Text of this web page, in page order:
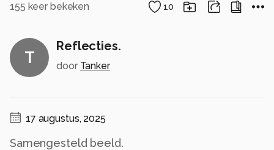
155 keer bekeken 10
T
Reflecties.
door Tanker
17 augustus, 2025
Samengesteld beeld.